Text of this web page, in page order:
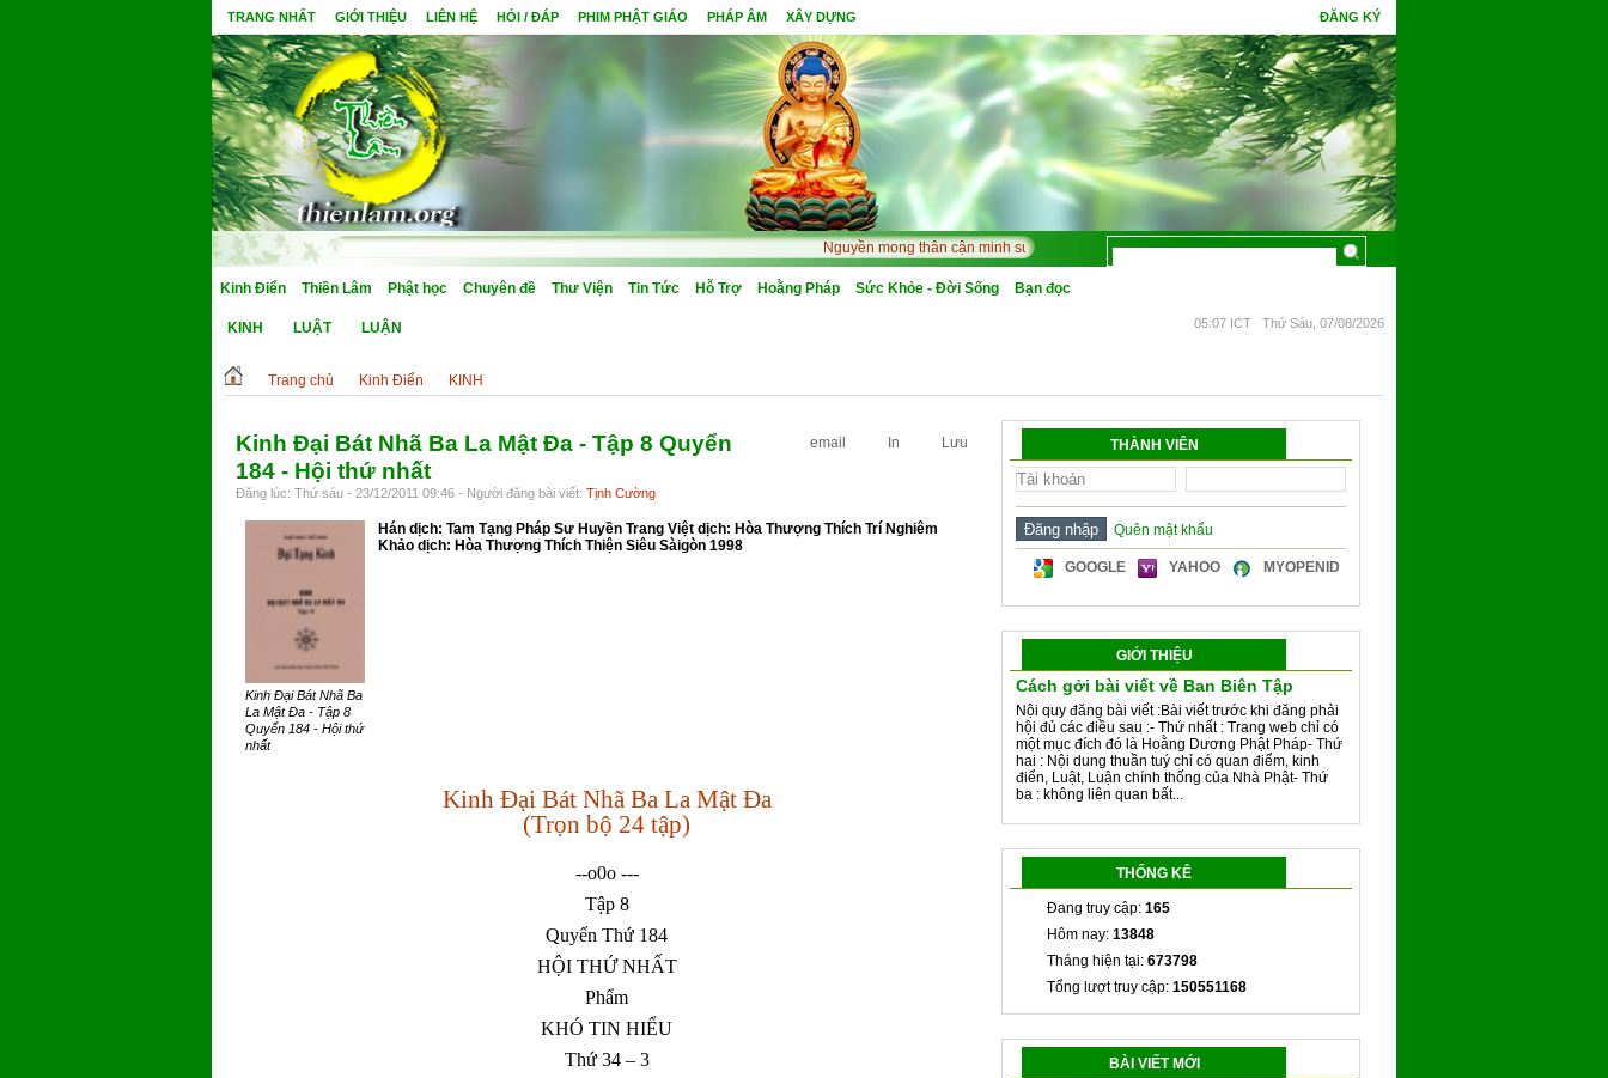
TRANG NHẤT GIỚI THIỆU LIÊN HỆ HỎI / ĐÁP PHIM PHẬT GIÁO PHÁP ÂM XÂY DỰNG ĐĂNG KÝ
Nguyền mong thân cận minh sư, quả Bồ Đề một đêm mà chín. Phúc gặp tình cờ tri thức, hoa Ưu Đàm mấy kiếp đâm bông.
Kinh Điển
KINH LUẬT LUẬN
Thiền Lâm Phật học Chuyên đề Thư Viện Tin Tức Hỗ Trợ Hoằng Pháp Sức Khỏe - Đời Sống Bạn đọc
05:07 ICT Thứ Sáu, 07/08/2026
Trang chủ Kinh Điển KINH
email In Lưu
Kinh Đại Bát Nhã Ba La Mật Đa - Tập 8 Quyển
184 - Hội thứ nhất
Đăng lúc: Thứ sáu - 23/12/2011 09:46 - Người đăng bài viết: Tịnh Cường
Kinh Đại Bát Nhã Ba
La Mật Đa - Tập 8
Quyển 184 - Hội thứ
nhất
Hán dịch: Tam Tạng Pháp Sư Huyền Trang Việt dịch: Hòa Thượng Thích Trí Nghiêm
Khảo dịch: Hòa Thượng Thích Thiện Siêu Sàigòn 1998
Kinh Đại Bát Nhã Ba La Mật Đa
(Trọn bộ 24 tập)
--o0o ---
Tập 8
Quyển Thứ 184
HỘI THỨ NHẤT
Phẩm
KHÓ TIN HIỂU
Thứ 34 – 3
THÀNH VIÊN
Quên mật khẩu
GOOGLE YAHOO MYOPENID
GIỚI THIỆU
Cách gởi bài viết về Ban Biên Tập
Nội quy đăng bài viết :Bài viết trước khi đăng phải
hội đủ các điều sau :- Thứ nhất : Trang web chỉ có
một mục đích đó là Hoằng Dương Phật Pháp- Thứ
hai : Nội dung thuần tuý chỉ có quan điểm, kinh
điển, Luật, Luận chính thống của Nhà Phật- Thứ
ba : không liên quan bất...
THỐNG KÊ
Đang truy cập: 165
Hôm nay: 13848
Tháng hiện tại: 673798
Tổng lượt truy cập: 150551168
BÀI VIẾT MỚI